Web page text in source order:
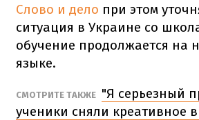
Слово и дело при этом
ситуация в Украине со
обучение продолжается на
языке.
СМОТРИТЕ ТАКЖЕ "Я серьезный
ученики сняли креативное